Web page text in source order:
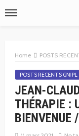
Home POSTS
POSTS RECENTS GNIPL
JEAN-
THÉRAPIE :
BIENVENUE /